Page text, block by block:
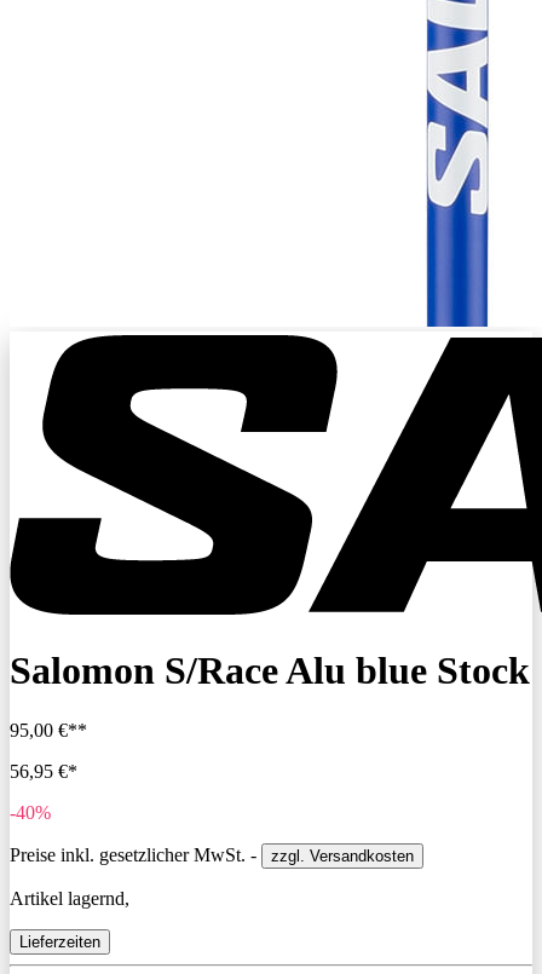
Salomon S/Race Alu blue Stock
95,00 €**
56,95 €*
-40%
Preise inkl. gesetzlicher MwSt. - zzgl. Versandkosten
Artikel lagernd,
Lieferzeiten